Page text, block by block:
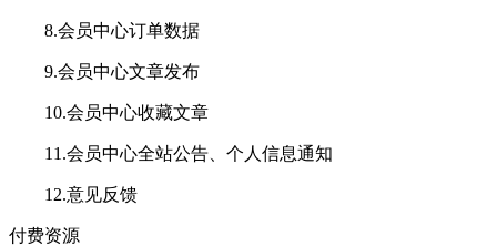
8.会员中心订单数据
9.会员中心文章发布
10.会员中心收藏文章
11.会员中心全站公告、个人信息通知
12.意见反馈
付费资源